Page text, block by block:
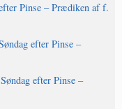
Pinse – Prædiken af f.
efter Pinse –
efter Pinse –